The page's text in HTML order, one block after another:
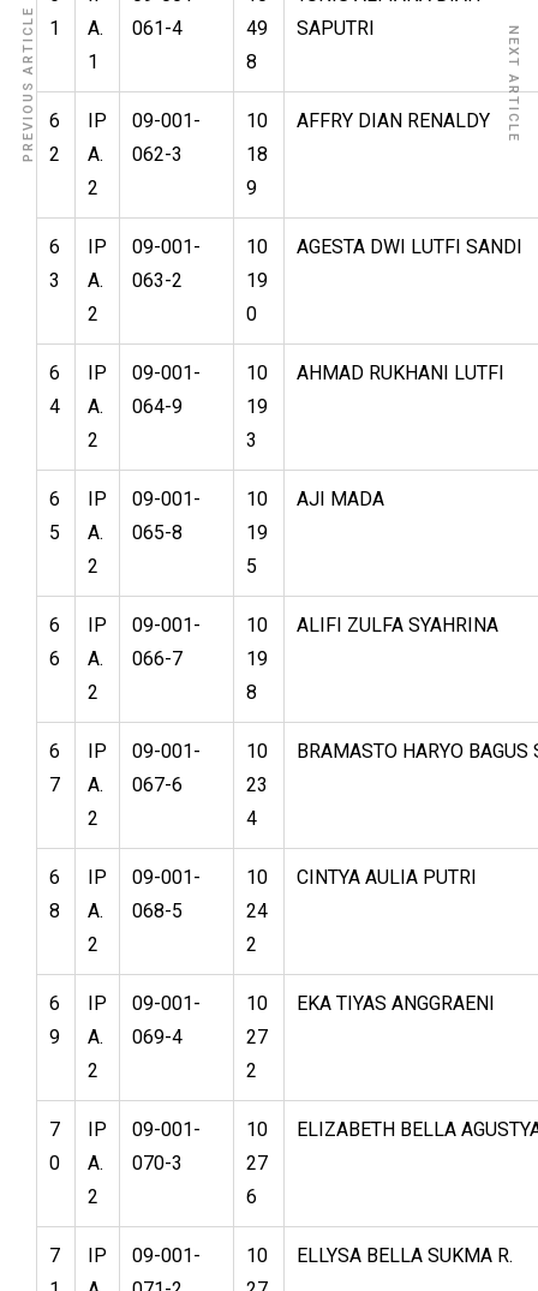
1
A.
1
061-4
49
8
SAPUTRI
6
2
IP
A.
2
09-001-
062-3
10
18
9
AFFRY DIAN RENALDY
6
3
IP
A.
2
09-001-
063-2
10
19
0
AGESTA DWI LUTFI SANDI
6
4
IP
A.
2
09-001-
064-9
10
19
3
AHMAD RUKHANI LUTFI
6
5
IP
A.
2
09-001-
065-8
10
19
5
AJI MADA
6
6
IP
A.
2
09-001-
066-7
10
19
8
ALIFI ZULFA SYAHRINA
6
7
IP
A.
2
09-001-
067-6
10
23
4
BRAMASTO HARYO BAGUS
6
8
IP
A.
2
09-001-
068-5
10
24
2
CINTYA AULIA PUTRI
6
9
IP
A.
2
09-001-
069-4
10
27
2
EKA TIYAS ANGGRAENI
7
0
IP
A.
2
09-001-
070-3
10
27
6
ELIZABETH BELLA
7
IP
09-001-
10
ELLYSA BELLA SUKMA R.
PREVIOUS ARTICLE NEXT ARTICLE